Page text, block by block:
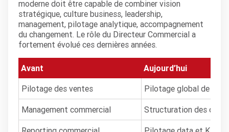
moderne doit être capable de combiner vision
stratégique, culture business, leadership,
management, pilotage analytique, accompagnement
du changement. Le rôle du Directeur Commercial a
fortement évolué ces dernières années.
Avant
Aujourd’hui
Pilotage des ventes
Pilotage global de la
Management commercial Structuration des